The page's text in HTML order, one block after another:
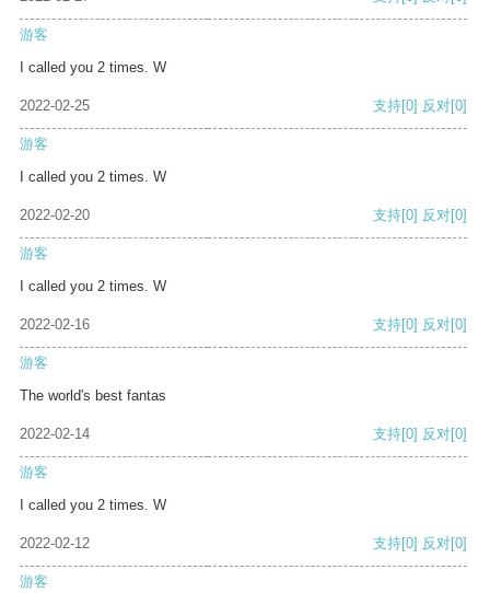
游客
I called you 2 times. W
2022-02-25 支持[0] 反对[0]
游客
I called you 2 times. W
2022-02-20 支持[0] 反对[0]
游客
I called you 2 times. W
2022-02-16 支持[0] 反对[0]
游客
The world's best fantas
2022-02-14 支持[0] 反对[0]
游客
I called you 2 times. W
2022-02-12 支持[0] 反对[0]
游客